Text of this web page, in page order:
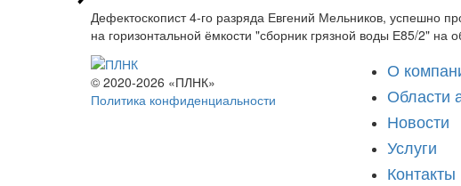
Дефектоскопист 4-го разряда Евгений Мельников, успешно
на горизонтальной ёмкости "сборник грязной воды Е85/2" на
© 2020-2026 «ПЛНК»
Политика конфиденциальности
О
Области
Новости
Услуги
Контакты